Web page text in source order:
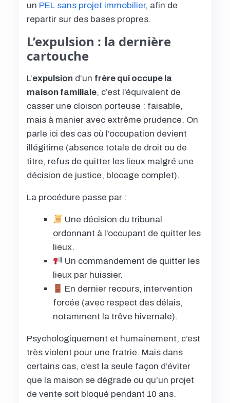
un PEL sans projet immobilier, afin de
repartir sur des bases propres.
L’expulsion : la dernière
cartouche
L’expulsion d’un frère qui occupe la
maison familiale, c’est l’équivalent de
casser une cloison porteuse : faisable,
mais à manier avec extrême prudence. On
parle ici des cas où l’occupation devient
illégitime (absence totale de droit ou de
titre, refus de quitter les lieux malgré une
décision de justice, blocage complet).
La procédure passe par :
Une décision du tribunal
ordonnant à l’occupant de quitter les
lieux.
Un commandement de quitter les
lieux par huissier.
En dernier recours, intervention
forcée (avec respect des délais,
notamment la trêve hivernale).
Psychologiquement et humainement, c’est
très violent pour une fratrie. Mais dans
certains cas, c’est la seule façon d’éviter
que la maison se dégrade ou qu’un projet
de vente soit bloqué pendant 10 ans.